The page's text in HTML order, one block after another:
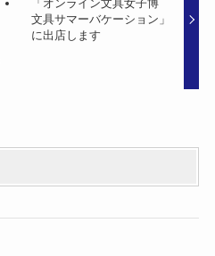
「オンライン文具女子博
文具サマーバケーション」
に出店します